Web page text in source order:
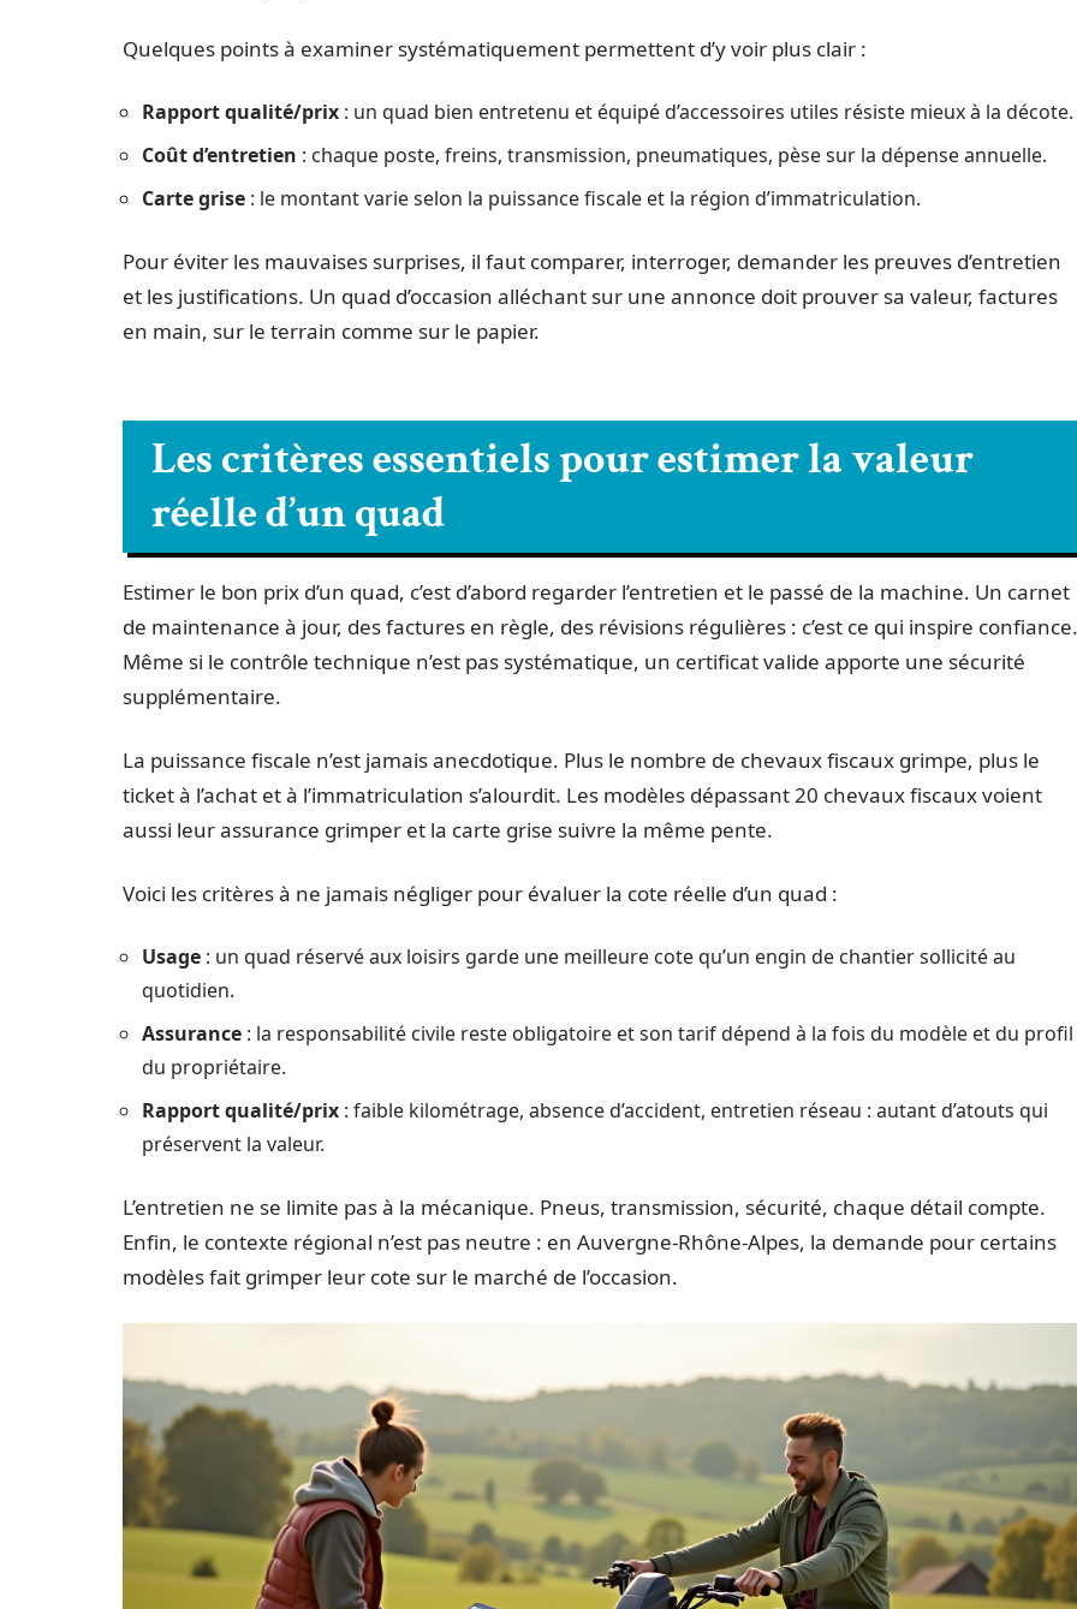
Quelques points à examiner systématiquement permettent d’y voir plus clair :
Rapport qualité/prix : un quad bien entretenu et équipé d’accessoires utiles résiste mieux à la décote.
Coût d’entretien : chaque poste, freins, transmission, pneumatiques, pèse sur la dépense annuelle.
Carte grise : le montant varie selon la puissance fiscale et la région d’immatriculation.
Pour éviter les mauvaises surprises, il faut comparer, interroger, demander les preuves d’entretien
et les justifications. Un quad d’occasion alléchant sur une annonce doit prouver sa valeur, factures
en main, sur le terrain comme sur le papier.
Les critères essentiels pour estimer la valeur
réelle d’un quad
Estimer le bon prix d’un quad, c’est d’abord regarder l’entretien et le passé de la machine. Un carnet
de maintenance à jour, des factures en règle, des révisions régulières : c’est ce qui inspire confiance.
Même si le contrôle technique n’est pas systématique, un certificat valide apporte une sécurité
supplémentaire.
La puissance fiscale n’est jamais anecdotique. Plus le nombre de chevaux fiscaux grimpe, plus le
ticket à l’achat et à l’immatriculation s’alourdit. Les modèles dépassant 20 chevaux fiscaux voient
aussi leur assurance grimper et la carte grise suivre la même pente.
Voici les critères à ne jamais négliger pour évaluer la cote réelle d’un quad :
Usage : un quad réservé aux loisirs garde une meilleure cote qu’un engin de chantier sollicité au
quotidien.
Assurance : la responsabilité civile reste obligatoire et son tarif dépend à la fois du modèle et du profil
du propriétaire.
Rapport qualité/prix : faible kilométrage, absence d’accident, entretien réseau : autant d’atouts qui
préservent la valeur.
L’entretien ne se limite pas à la mécanique. Pneus, transmission, sécurité, chaque détail compte.
Enfin, le contexte régional n’est pas neutre : en Auvergne-Rhône-Alpes, la demande pour certains
modèles fait grimper leur cote sur le marché de l’occasion.